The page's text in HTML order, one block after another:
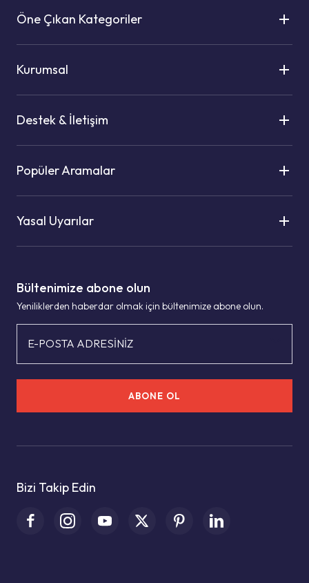
Bültenimize abone olun
Yeniliklerden haberdar olmak için bültenimize abone olun.
E-POSTA ADRESİNİZ
ABONE OL
Bizi Takip Edin
Öne Çıkan Kategoriler
Kurumsal
Destek & İletişim
Popüler Aramalar
Yasal Uyarılar